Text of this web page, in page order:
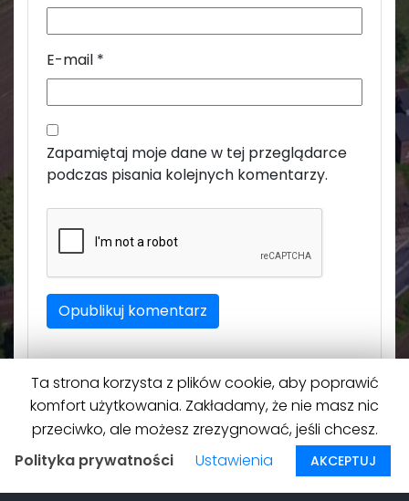
E-mail *
Zapamiętaj moje dane w tej przeglądarce
podczas pisania kolejnych komentarzy.
© 2026Roszków Na górę↑
Ta strona korzysta z plików cookie, aby poprawić
komfort użytkowania. Zakładamy, że nie masz nic
przeciwko, ale możesz zrezygnować, jeśli chcesz.
Polityka prywatności
Ustawienia AKCEPTUJ